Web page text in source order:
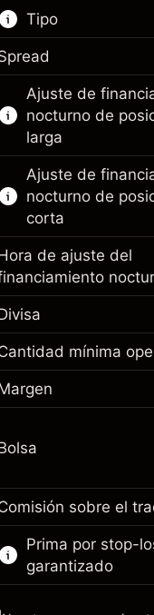
Tipo
Este mercado
hacer trading con
Obtén más
CFD
Ajuste de
nocturno de
larga
Margen. Tu
financiamiento
Cargos por el
posición
Dinero del
Ir a la
Ajuste de
nocturno de
corta
Ajuste de
Tamaño de la
~AED 4,000.00
Dinero del
de ajuste del
mínima
sobre el
Prima por stop-
garantizado